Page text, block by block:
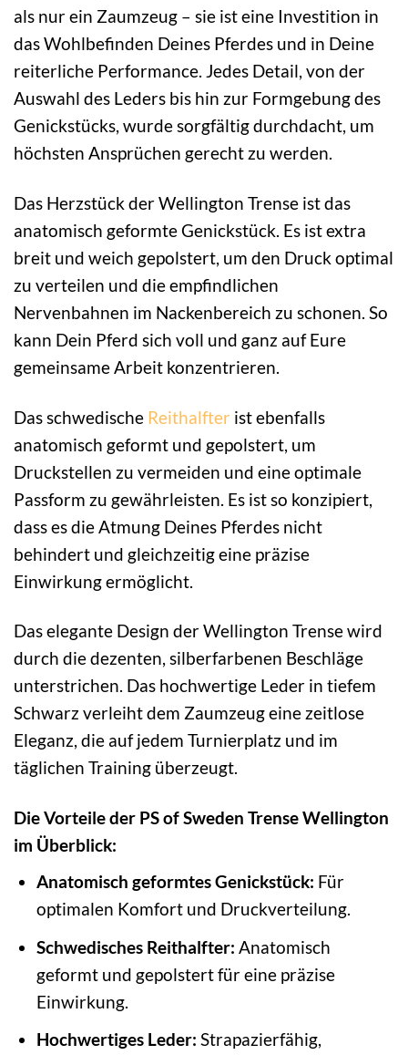
als nur ein Zaumzeug – sie ist eine Investition in
das Wohlbefinden Deines Pferdes und in Deine
reiterliche Performance. Jedes Detail, von der
Auswahl des Leders bis hin zur Formgebung des
Genickstücks, wurde sorgfältig durchdacht, um
höchsten Ansprüchen gerecht zu werden.
Das Herzstück der Wellington Trense ist das
anatomisch geformte Genickstück. Es ist extra
breit und weich gepolstert, um den Druck optimal
zu verteilen und die empfindlichen
Nervenbahnen im Nackenbereich zu schonen. So
kann Dein Pferd sich voll und ganz auf Eure
gemeinsame Arbeit konzentrieren.
Das schwedische Reithalfter ist ebenfalls
anatomisch geformt und gepolstert, um
Druckstellen zu vermeiden und eine optimale
Passform zu gewährleisten. Es ist so konzipiert,
dass es die Atmung Deines Pferdes nicht
behindert und gleichzeitig eine präzise
Einwirkung ermöglicht.
Das elegante Design der Wellington Trense wird
durch die dezenten, silberfarbenen Beschläge
unterstrichen. Das hochwertige Leder in tiefem
Schwarz verleiht dem Zaumzeug eine zeitlose
Eleganz, die auf jedem Turnierplatz und im
täglichen Training überzeugt.
Die Vorteile der PS of Sweden Trense Wellington
im Überblick:
Anatomisch geformtes Genickstück: Für
optimalen Komfort und Druckverteilung.
Schwedisches Reithalfter: Anatomisch
geformt und gepolstert für eine präzise
Einwirkung.
Hochwertiges Leder: Strapazierfähig,